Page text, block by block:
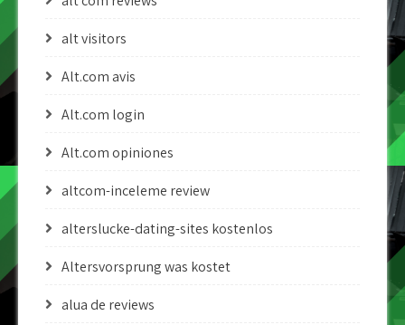
alt visitors
Alt.com avis
Alt.com login
Alt.com opiniones
altcom-inceleme review
alterslucke-dating-sites kostenlos
Altersvorsprung was kostet
alua de reviews